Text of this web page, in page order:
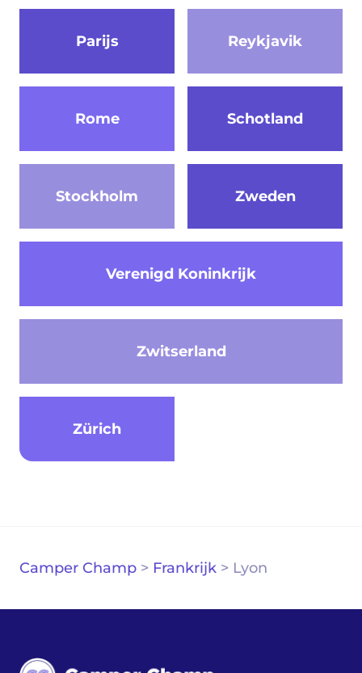
Parijs Reykjavik
Rome Schotland
Stockholm
Verenigd Koninkrijk
Zweden
Zwitserland
Zürich
Camper Champ > Frankrijk > Lyon